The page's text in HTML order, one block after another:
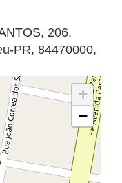
206,
-PR, 84470000,
+
−